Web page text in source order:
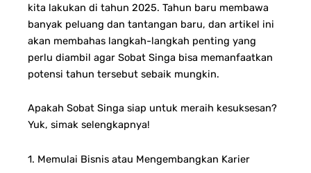
kita lakukan di tahun 2025. Tahun baru membawa
banyak peluang dan tantangan baru, dan artikel ini
akan membahas langkah-langkah penting yang
perlu diambil agar Sobat Singa bisa memanfaatkan
potensi tahun tersebut sebaik mungkin.
Apakah Sobat Singa siap untuk meraih kesuksesan?
Yuk, simak selengkapnya!
1. Memulai Bisnis atau Mengembangkan Karier